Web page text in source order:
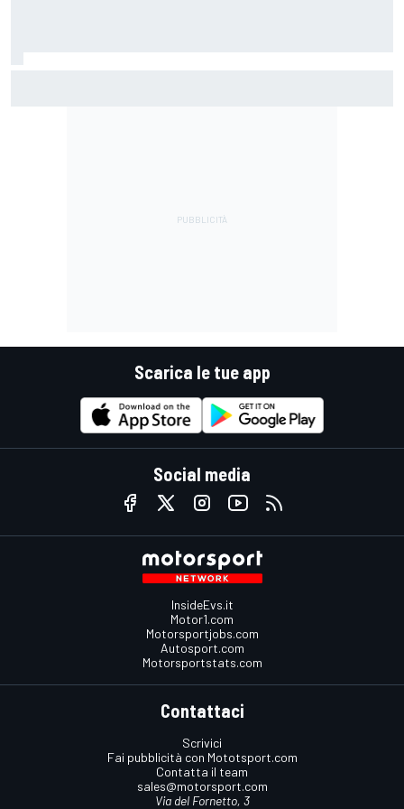
Scarica le tue app
Social media
InsideEvs.it
Motor1.com
Motorsportjobs.com
Autosport.com
Motorsportstats.com
Contattaci
Scrivici
Fai pubblicità con Mototsport.com
Contatta il team
sales@motorsport.com
Via del Fornetto, 3